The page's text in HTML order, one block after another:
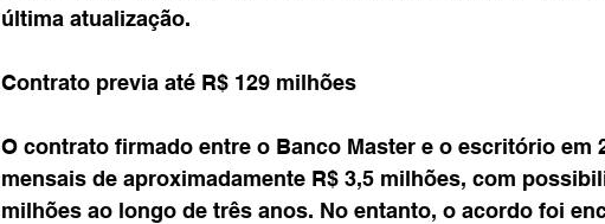
última atualização.
Contrato previa até R$ 129 milhões
O contrato firmado entre o Banco Master e o escritório em
mensais de aproximadamente R$ 3,5 milhões, com
milhões ao longo de três anos. No entanto, o acordo foi